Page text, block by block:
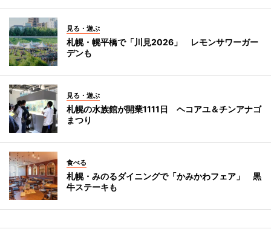
見る・遊ぶ
札幌・幌平橋で「川見2026」 レモンサワーガー
デンも
見る・遊ぶ
札幌の水族館が開業1111日 ヘコアユ＆チンアナゴ
まつり
食べる
札幌・みのるダイニングで「かみかわフェア」 黒
牛ステーキも